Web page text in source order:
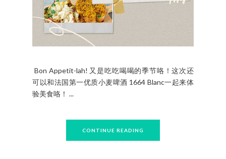
Bon Appetit-lah! 又是吃吃喝喝的季节咯！这次还
可以和法国第一优质小麦啤酒 1664 Blanc一起来体
验美食咯！ ...
CONTINUE READING